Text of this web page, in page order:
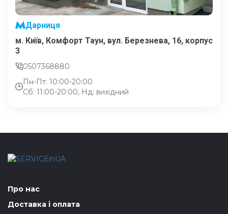
Дарниця
м. Київ, Комфорт Таун, вул. Березнева, 16, корпус
3
0507368880
Пн-Пт: 10:00-20:00
Сб: 11:00-20:00, Нд: вихідний
Про нас
Доставка і оплата